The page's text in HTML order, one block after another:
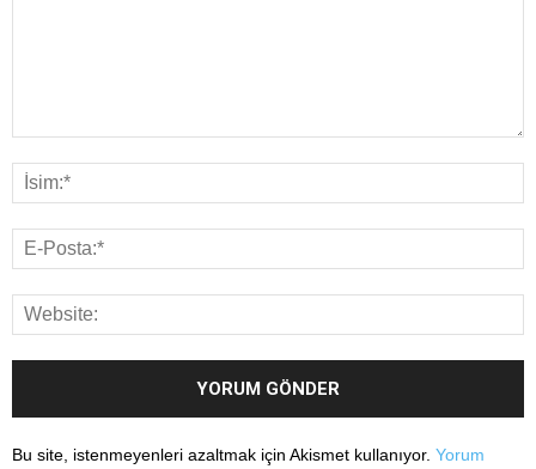
Bu site, istenmeyenleri azaltmak için Akismet kullanıyor. Yorum